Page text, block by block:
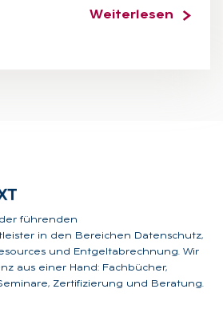
Weiterlesen
der führenden
in den Bereichen Datenschutz,
und Entgeltabrechnung. Wir
aus einer Hand: Fachbücher,
Zertifizierung und Beratung.